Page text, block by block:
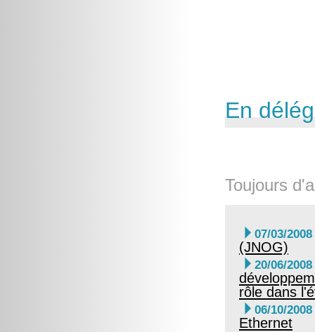
En
Toujours
 07/03/2008
(JNOG)
 20/06/2008
rôle dans
 06/10/2008
Ethernet